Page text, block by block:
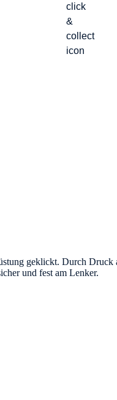
geklickt. Durch
und fest am Lenker.